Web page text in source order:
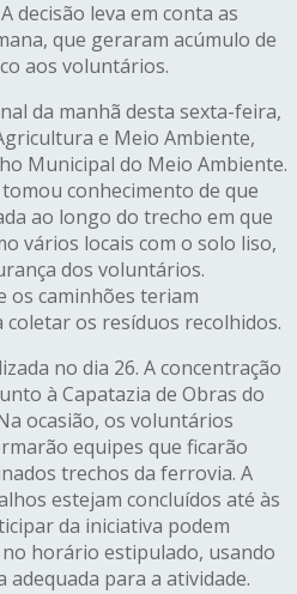
decisão leva em conta as
que geraram acúmulo de
aos voluntários.
da manhã desta sexta-feira,
e Meio Ambiente,
Municipal do Meio Ambiente.
conhecimento de que
ao longo do trecho em que
vários locais com o solo liso,
dos voluntários.
os caminhões teriam
coletar os resíduos recolhidos.
no dia 26. A concentração
à Capatazia de Obras do
ocasião, os voluntários
equipes que ficarão
trechos da ferrovia. A
estejam concluídos até às
da iniciativa podem
horário estipulado, usando
adequada para a atividade.